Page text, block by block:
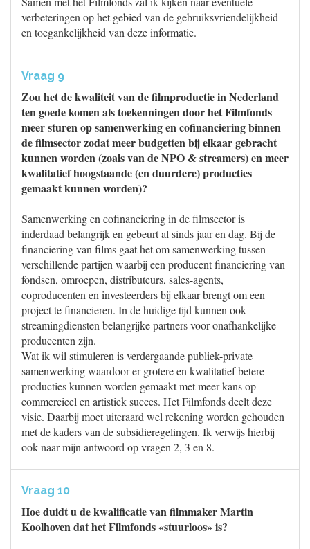
verbeteringen op het gebied van de gebruiksvriendelijkheid
en toegankelijkheid van deze informatie.
Vraag 9
Zou het de kwaliteit van de filmproductie in Nederland
ten goede komen als toekenningen door het Filmfonds
meer sturen op samenwerking en cofinanciering binnen
de filmsector zodat meer budgetten bij elkaar gebracht
kunnen worden (zoals van de NPO & streamers) en meer
kwalitatief hoogstaande (en duurdere) producties
gemaakt kunnen worden)?
Samenwerking en cofinanciering in de filmsector is
inderdaad belangrijk en gebeurt al sinds jaar en dag. Bij de
financiering van films gaat het om samenwerking tussen
verschillende partijen waarbij een producent financiering van
fondsen, omroepen, distributeurs, sales-agents,
coproducenten en investeerders bij elkaar brengt om een
project te financieren. In de huidige tijd kunnen ook
streamingdiensten belangrijke partners voor onafhankelijke
producenten zijn.
Wat ik wil stimuleren is verdergaande publiek-private
samenwerking waardoor er grotere en kwalitatief betere
producties kunnen worden gemaakt met meer kans op
commercieel en artistiek succes. Het Filmfonds deelt deze
visie. Daarbij moet uiteraard wel rekening worden gehouden
met de kaders van de subsidieregelingen. Ik verwijs hierbij
ook naar mijn antwoord op vragen 2, 3 en 8.
Vraag 10
Hoe duidt u de kwalificatie van filmmaker Martin
Koolhoven dat het Filmfonds «stuurloos» is?